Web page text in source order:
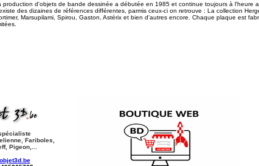
production d'objets de bande dessinée a débutée en 1985 et continue toujours à l'heure
existe des dizaines de références différentes, parmis ceux-ci on retrouve : La collection
Marsupilami, Spirou, Gaston, Astérix et bien d'autres encore. Chaque plaque est
Fariboles,
Pigeon,...